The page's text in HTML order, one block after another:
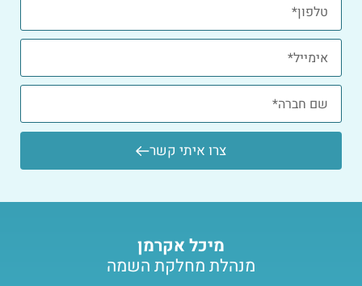
צרו איתי קשר
מיכל אקרמן
מנהלת מחלקת השמה